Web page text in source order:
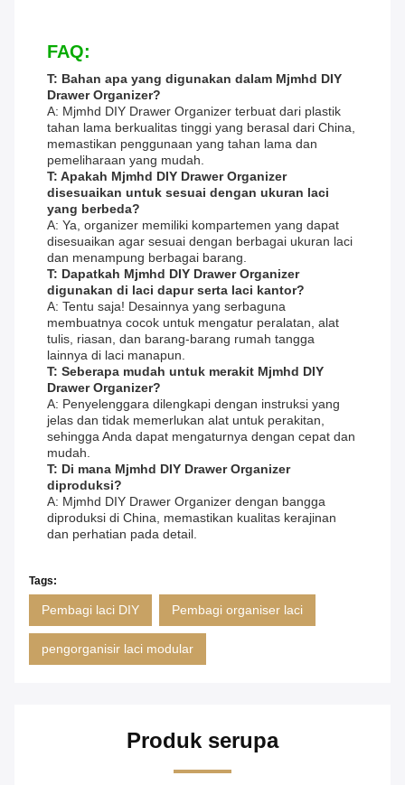
FAQ:
T: Bahan apa yang digunakan dalam Mjmhd DIY
Drawer Organizer?
A: Mjmhd DIY Drawer Organizer terbuat dari plastik
tahan lama berkualitas tinggi yang berasal dari China,
memastikan penggunaan yang tahan lama dan
pemeliharaan yang mudah.
T: Apakah Mjmhd DIY Drawer Organizer
disesuaikan untuk sesuai dengan ukuran laci
yang berbeda?
A: Ya, organizer memiliki kompartemen yang dapat
disesuaikan agar sesuai dengan berbagai ukuran laci
dan menampung berbagai barang.
T: Dapatkah Mjmhd DIY Drawer Organizer
digunakan di laci dapur serta laci kantor?
A: Tentu saja! Desainnya yang serbaguna
membuatnya cocok untuk mengatur peralatan, alat
tulis, riasan, dan barang-barang rumah tangga
lainnya di laci manapun.
T: Seberapa mudah untuk merakit Mjmhd DIY
Drawer Organizer?
A: Penyelenggara dilengkapi dengan instruksi yang
jelas dan tidak memerlukan alat untuk perakitan,
sehingga Anda dapat mengaturnya dengan cepat dan
mudah.
T: Di mana Mjmhd DIY Drawer Organizer
diproduksi?
A: Mjmhd DIY Drawer Organizer dengan bangga
diproduksi di China, memastikan kualitas kerajinan
dan perhatian pada detail.
Tags:
Pembagi laci DIY Pembagi organiser laci
pengorganisir laci modular
Produk serupa